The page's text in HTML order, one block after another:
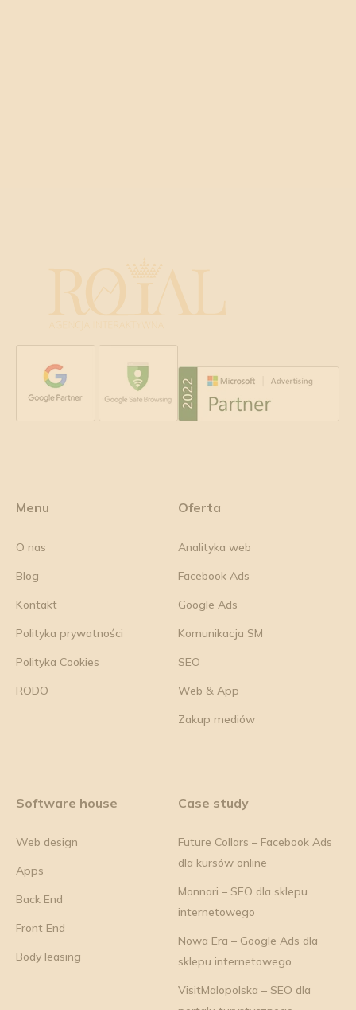
Menu
O nas
Blog
Kontakt
Polityka prywatności
Polityka Cookies
RODO
Oferta
Analityka web
Facebook Ads
Google Ads
Komunikacja SM
SEO
Web & App
Zakup mediów
Software house
Web design
Apps
Back End
Front End
Body leasing
Case study
Future Collars – Facebook Ads
dla kursów online
Monnari – SEO dla sklepu
internetowego
Nowa Era – Google Ads dla
sklepu internetowego
VisitMalopolska – SEO dla